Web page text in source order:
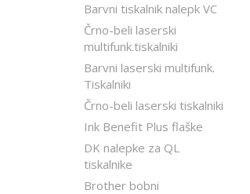
Barvni tiskalnik nalepk VC
Črno-beli laserski
multifunk.tiskalniki
Barvni laserski multifunk.
Tiskalniki
Črno-beli laserski tiskalniki
Ink Benefit Plus flaške
DK nalepke za QL
tiskalnike
Brother bobni